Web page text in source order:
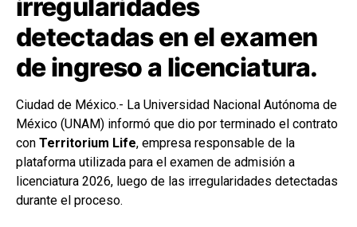
irregularidades
detectadas en el examen
de ingreso a licenciatura.
Ciudad de México.- La Universidad Nacional Autónoma de
México (UNAM) informó que dio por terminado el contrato
con Territorium Life, empresa responsable de la
plataforma utilizada para el examen de admisión a
licenciatura 2026, luego de las irregularidades detectadas
durante el proceso.